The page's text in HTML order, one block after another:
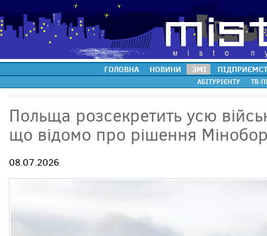
ГОЛОВНА НОВИНИ ЗМІ
АБІТУРІЄНТУ ТВ-
Польща розсекретить усю
що відомо про рішення
08.07.2026